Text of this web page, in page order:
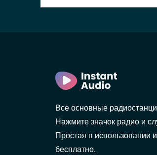
Все основные
Нажмите значок радио и
Простая в использовании
бесплатно.